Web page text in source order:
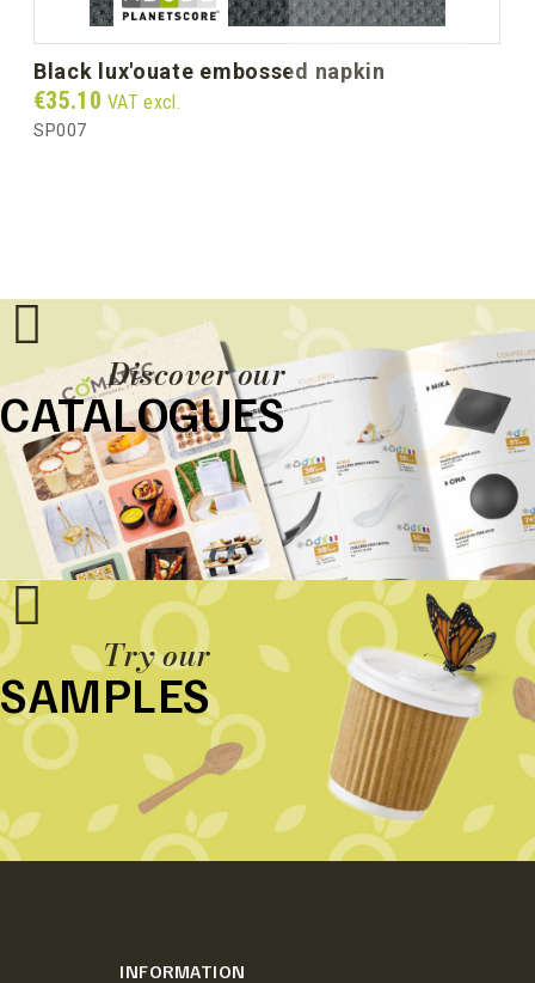
black lux'ouate embossed napkin
Price
€35.10VAT excl.
SP007
Discover our
CATALOGUES
Try our
SAMPLES
INFORMATION